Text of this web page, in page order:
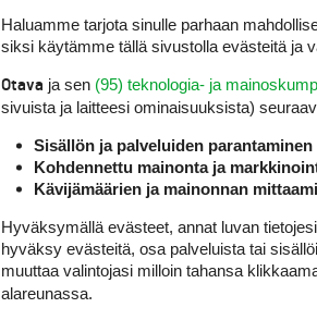
Haluamme tarjota sinulle parhaan
siksi käytämme tällä sivustolla evästeitä ja
Otava ja sen (95) teknologia- ja
sivuista ja laitteesi ominaisuuk­sista)
Sisällön ja palveluiden parantaminen
Kohdennettu mainonta ja
Kävijämäärien ja mainonnan
Hyväksymällä evästeet, annat luvan
hyväksy evästeitä, osa palveluista tai
muuttaa valintojasi milloin tahansa
alareunassa.